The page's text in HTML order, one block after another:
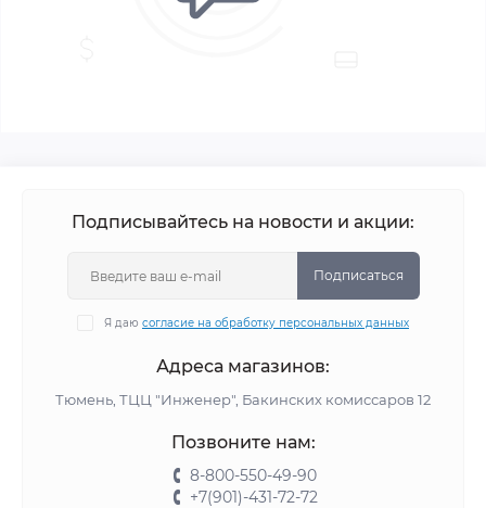
Подписывайтесь на новости и акции:
Подписаться
Я даю согласие на обработку персональных данных
Адреса магазинов:
Тюмень, ТЦЦ "Инженер", Бакинских комиссаров 12
Позвоните нам:
8-800-550-49-90
+7(901)-431-72-72